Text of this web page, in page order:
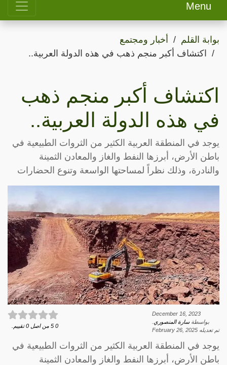
Menu
بوابة القلم
أخبار ومجتمع
اكتشاف أكبر منجم ذهب في هذه الدولة العربية..
اكتشاف أكبر منجم ذهب
في هذه الدولة العربية..
يوجد في المنطقة العربية الكثير من الثروات الطبيعية في
باطن الأرض، أبرزها النفط والغاز والمعادن الثمينة
والنادرة، وذلك نظراً لمساحتها الواسعة وتنوع الحضارات
December 16, 2023
بواسطةسارة المنصوري
تم تعديله February 26, 2025
0
5 من اصل 0 تقييم.
يوجد في المنطقة العربية الكثير من الثروات الطبيعية في
باطن الأرض، أبرزها النفط والغاز والمعادن الثمينة